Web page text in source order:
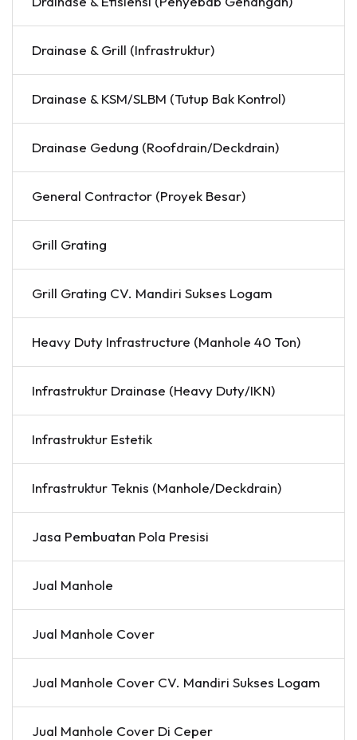
Drainase & Grill (Infrastruktur)
Drainase & KSM/SLBM (Tutup Bak Kontrol)
Drainase Gedung (Roofdrain/Deckdrain)
General Contractor (Proyek Besar)
Grill Grating
Grill Grating CV. Mandiri Sukses Logam
Heavy Duty Infrastructure (Manhole 40 Ton)
Infrastruktur Drainase (Heavy Duty/IKN)
Infrastruktur Estetik
Infrastruktur Teknis (Manhole/Deckdrain)
Jasa Pembuatan Pola Presisi
Jual Manhole
Jual Manhole Cover
Jual Manhole Cover CV. Mandiri Sukses Logam
Jual Manhole Cover Di Ceper